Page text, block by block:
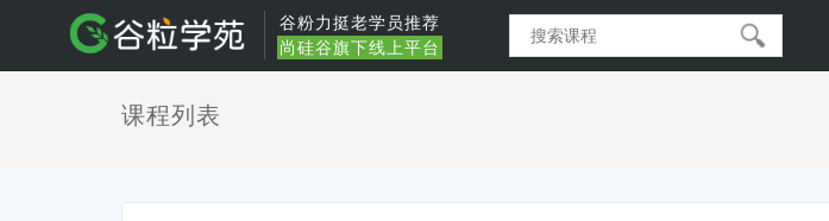
谷粉力挺老学员推荐
尚硅谷旗下线上平台
课程列表